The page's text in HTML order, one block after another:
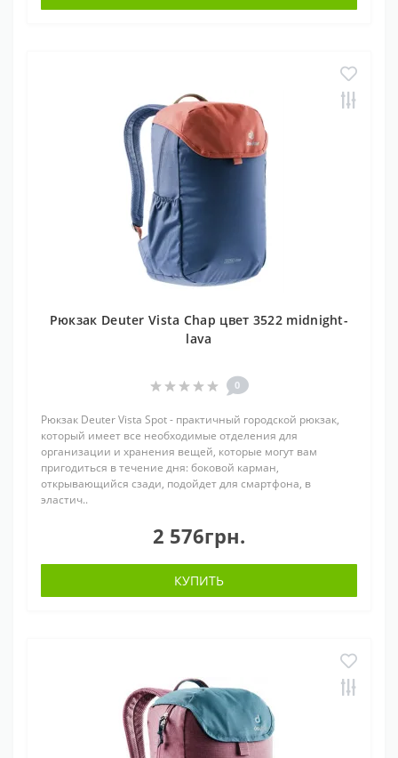
Рюкзак Deuter Vista Chap цвет 3522 midnight-
lava
0
Рюкзак Deuter Vista Spot - практичный городской рюкзак,
который имеет все необходимые отделения для
организации и хранения вещей, которые могут вам
пригодиться в течение дня: боковой карман,
открывающийся сзади, подойдет для смартфона, в
эластич..
2 576грн.
КУПИТЬ